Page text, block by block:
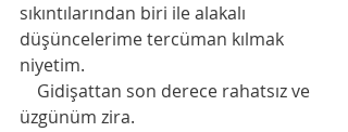
sıkıntılarından biri ile alakalı
düşüncelerime tercüman kılmak
niyetim.
üzgünüm zira.